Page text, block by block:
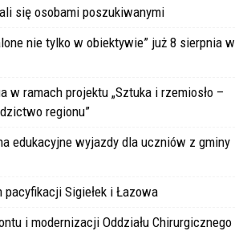
się osobami poszukiwanymi
nie tylko w obiektywie” już 8 sierpnia w
w ramach projektu „Sztuka i rzemiosło –
regionu”
edukacyjne wyjazdy dla uczniów z gminy
pacyfikacji Sigiełek i Łazowa
i modernizacji Oddziału Chirurgicznego